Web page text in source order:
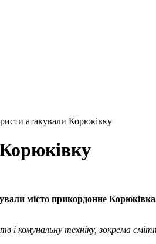
атакували Корюківку
місто прикордонне
комунальну техніку, зокрема